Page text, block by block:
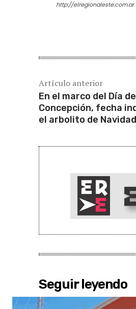
http://elregionaleste.com.ar
Artículo anterior
En el marco del Día
Concepción, fecha
el arbolito de Navidad
Seguir leyendo